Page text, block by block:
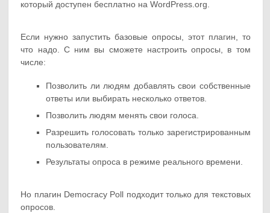
который доступен бесплатно на WordPress.org.
Если нужно запустить базовые опросы, этот плагин, то
что надо. С ним вы сможете настроить опросы, в том
числе:
Позволить ли людям добавлять свои собственные
ответы или выбирать несколько ответов.
Позволить людям менять свои голоса.
Разрешить голосовать только зарегистрированным
пользователям.
Результаты опроса в режиме реального времени.
Но плагин Democracy Poll подходит только для текстовых
опросов.